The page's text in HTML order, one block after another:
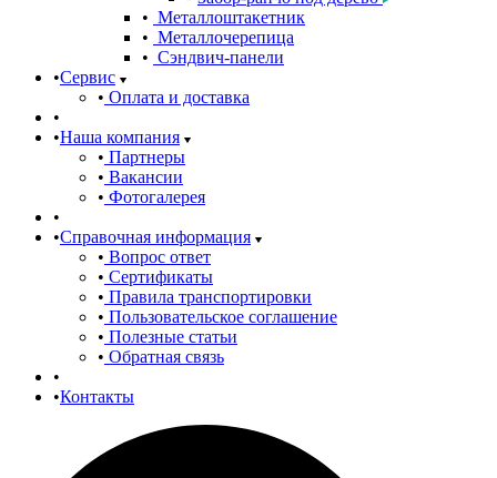
Металлоштакетник
Металлочерепица
Сэндвич-панели
Сервис
Оплата и доставка
Наша компания
Партнеры
Вакансии
Фотогалерея
Справочная информация
Вопрос ответ
Сертификаты
Правила транспортировки
Пользовательское соглашение
Полезные статьи
Обратная связь
Контакты